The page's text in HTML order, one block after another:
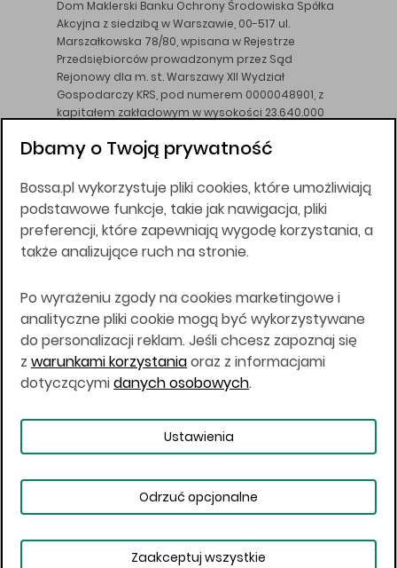
Dom Maklerski Banku Ochrony Środowiska Spółka
Akcyjna z siedzibą w Warszawie, 00-517 ul.
Marszałkowska 78/80, wpisana w Rejestrze
Przedsiębiorców prowadzonym przez Sąd
Rejonowy dla m. st. Warszawy XII Wydział
Gospodarczy KRS, pod numerem 0000048901, z
kapitałem zakładowym w wysokości 23.640.000
DM BOŚ działa na podstawie zezwolenia KNF z dnia
Wszelkie informacje na niniejszej stronie w tym
informacje o produktach inwestycyjnych nie są
kierowane do osób mających miejsce
zamieszkania lub pobytu w Stanach
Japonii, ani w dowolnej innej jurysdykcji, w której
taki materiał byłby sprzeczny z prawem lub w
których zgodne z prawem nabycie produktów
inwestycyjnych nie jest możliwe lub w której nie
jest możliwe złożenie oferty. Prawa obowiązujące
w danej jurysdykcji określają, czy jest możliwe
nabycie poszczególnych produktów
Copyright © 2026 BOŚ | BOSSA.PL
Warunki korzystania
Dane osobowe
Dbamy o Twoją prywatność
Bossa.pl wykorzystuje pliki cookies, które umożliwiają
podstawowe funkcje, takie jak nawigacja, pliki
preferencji, które zapewniają wygodę korzystania, a
także analizujące ruch na stronie.
Po wyrażeniu zgody na cookies marketingowe i
analityczne pliki cookie mogą być wykorzystywane
do personalizacji reklam. Jeśli chcesz zapoznaj się
z warunkami korzystaniaoraz z informacjami
dotyczącymidanych osobowych.
Ustawienia
Odrzuć opcjonalne
Zaakceptuj wszystkie